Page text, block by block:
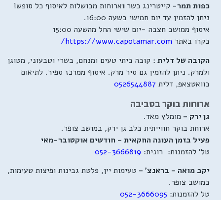
כפות תמר- קייטרינג כשר וארוחות מבושלות לאיסוף כל סופש!
ניתן להזמין עד יום חמישי בשעה 16:00.
איסוף ממושב חצבה -יום שישי החל מהשעה 15:00
בקרו באתר https://www.capotamar.com/
הקובה של דלית : קובה ביתי טעים ומנחם, בשרי וטבעוני, מטוגן
ולמרק. ניתן להזמין גם סיר מרק. איסוף ממרכז ספיר. לתיאום
בוואטצאפ, דלית 0526544887
ארוחות בוקר בסביבה
גן ירק – מומלץ מאד.
ארוחת בוקר חווייתית בלב גן ירק, במושב צופר.
פעיל בזמן העונה החקאית – חודשים אוקטובר-מאי
טל' להזמנות: רונית: 052-3666819
יקב מואה – בראנצ' – טעימות יין, פלטת גבינות ופיצות טעימות,
במושב צופר.
טל להזמנות: 052-3666095